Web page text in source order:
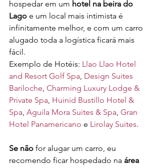
hospedar em um hotel na beira do
Lago e um local mais intimista é
infinitamente melhor, e com um carro
alugado toda a logística ficará mais
fácil.
Exemplo de Hotéis: Llao Llao Hotel
and Resort Golf Spa, Design Suites
Bariloche, Charming Luxury Lodge &
Private Spa, Huinid Bustillo Hotel &
Spa, Aguila Mora Suites & Spa, Gran
Hotel Panamericano e Lirolay Suites.
Se não for alugar um carro, eu
recomendo ficar hospedado na área